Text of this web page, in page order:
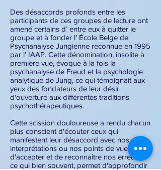
Des désaccords profonds entre les
participants de ces groupes de lecture ont
amené certains d’ entre eux à quitter le
groupe et à fonder l’ École Belge de
Psychanalyse Jungienne reconnue en 1995
par l’ IAAP. Cette dénomination, insolite à
première vue, évoque à la fois la
psychanalyse de Freud et la psychologie
analytique de Jung, ce qui témoignait aux
yeux des fondateurs de leur désir
d'ouverture aux différentes traditions
psychothérapeutiques.
Cette scission douloureuse a rendu chacun
plus conscient d'écouter ceux qui
manifestent leur désaccord avec nos
interprétations ou nos points de vue,
d'accepter et de reconnaître nos erreurs,
ce qui bien souvent, permet d'approfondir